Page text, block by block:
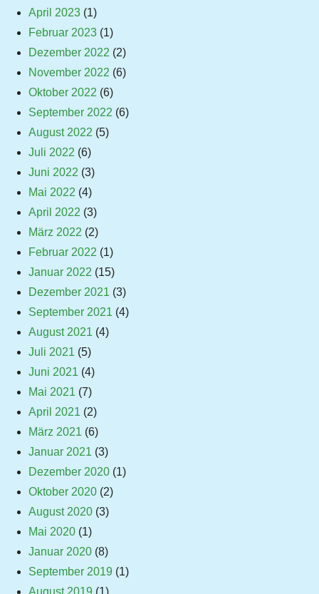
April 2023 (1)
Februar 2023 (1)
Dezember 2022 (2)
November 2022 (6)
Oktober 2022 (6)
September 2022 (6)
August 2022 (5)
Juli 2022 (6)
Juni 2022 (3)
Mai 2022 (4)
April 2022 (3)
März 2022 (2)
Februar 2022 (1)
Januar 2022 (15)
Dezember 2021 (3)
September 2021 (4)
August 2021 (4)
Juli 2021 (5)
Juni 2021 (4)
Mai 2021 (7)
April 2021 (2)
März 2021 (6)
Januar 2021 (3)
Dezember 2020 (1)
Oktober 2020 (2)
August 2020 (3)
Mai 2020 (1)
Januar 2020 (8)
September 2019 (1)